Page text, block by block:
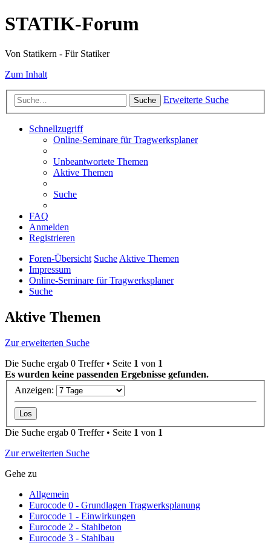
STATIK-Forum
Von Statikern - Für Statiker
Zum Inhalt
Suche Erweiterte Suche
Schnellzugriff
Online-Seminare für Tragwerksplaner
Unbeantwortete Themen
Aktive Themen
Suche
FAQ
Anmelden
Registrieren
Foren-Übersicht SucheAktive Themen
Impressum
Online-Seminare für Tragwerksplaner
Suche
Aktive Themen
Zur erweiterten Suche
Die Suche ergab 0 Treffer • Seite 1 von 1
Es wurden keine passenden Ergebnisse gefunden.
Anzeigen:
Die Suche ergab 0 Treffer • Seite 1 von 1
Zur erweiterten Suche
Gehe zu
Allgemein
Eurocode 0 - Grundlagen Tragwerksplanung
Eurocode 1 - Einwirkungen
Eurocode 2 - Stahlbeton
Eurocode 3 - Stahlbau